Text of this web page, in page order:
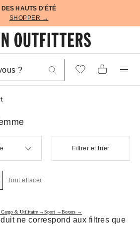
DES HAUTS D'ÉTÉ
SHOPPER →
Filtrer et trier
Tout effacer
Cargo & Utilitaire →Sport →Boxers →
ne correspond aux filtres que